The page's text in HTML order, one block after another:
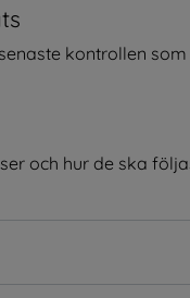
kontrollen
och hur de ska